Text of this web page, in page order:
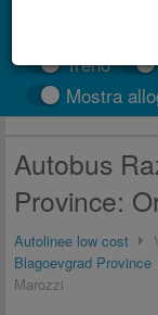
Treno
Mostra
Autobus
Province:
Autolinee low cost
Blagoevgrad Province
Marozzi